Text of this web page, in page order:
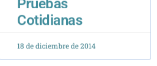
18 de diciembre de 2014
COLUMNAS